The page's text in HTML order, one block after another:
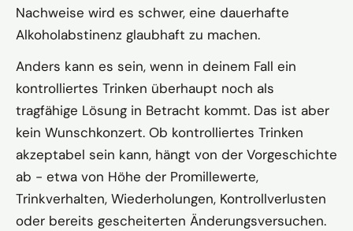
Nachweise wird es schwer, eine dauerhafte
Alkoholabstinenz glaubhaft zu machen.
Anders kann es sein, wenn in deinem Fall ein
kontrolliertes Trinken überhaupt noch als
tragfähige Lösung in Betracht kommt. Das ist aber
kein Wunschkonzert. Ob kontrolliertes Trinken
akzeptabel sein kann, hängt von der Vorgeschichte
ab - etwa von Höhe der Promillewerte,
Trinkverhalten, Wiederholungen, Kontrollverlusten
oder bereits gescheiterten Änderungsversuchen.